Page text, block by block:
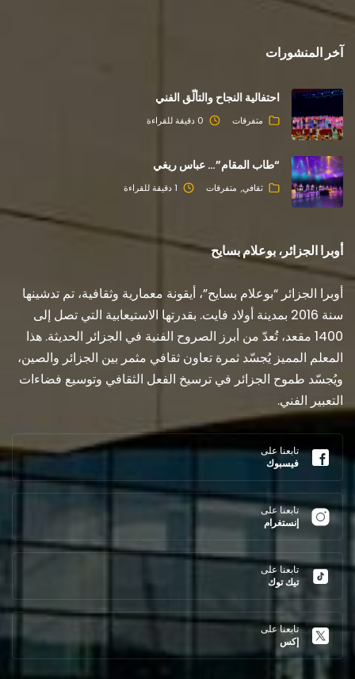
آخر المنشورات
احتفالية النجاح والتألّق الفني
متفرقات 0 دقيقة للقراءة
“طاب المقام”… عباس ريغي
ثقافي متفرقات 1 دقيقة للقراءة
أوبرا الجزائر، بوعلام بسايح
أوبرا الجزائر “بوعلام بسايح”، أيقونة معمارية وثقافية، تم تدشينها
سنة 2016 بمدينة أولاد فايت. بقدرتها الاستيعابية التي تصل إلى
1400 مقعد، تُعدّ من أبرز الصروح الفنية في الجزائر الحديثة. هذا
المعلم المميز يُجسّد ثمرة تعاون ثقافي مثمر بين الجزائر والصين،
ويُجسّد طموح الجزائر في ترسيخ الفعل الثقافي وتوسيع فضاءات
التعبير الفني.
تابعنا على
فيسبوك
تابعنا على
إنستغرام
تابعنا على
تيك توك
تابعنا على
إكس